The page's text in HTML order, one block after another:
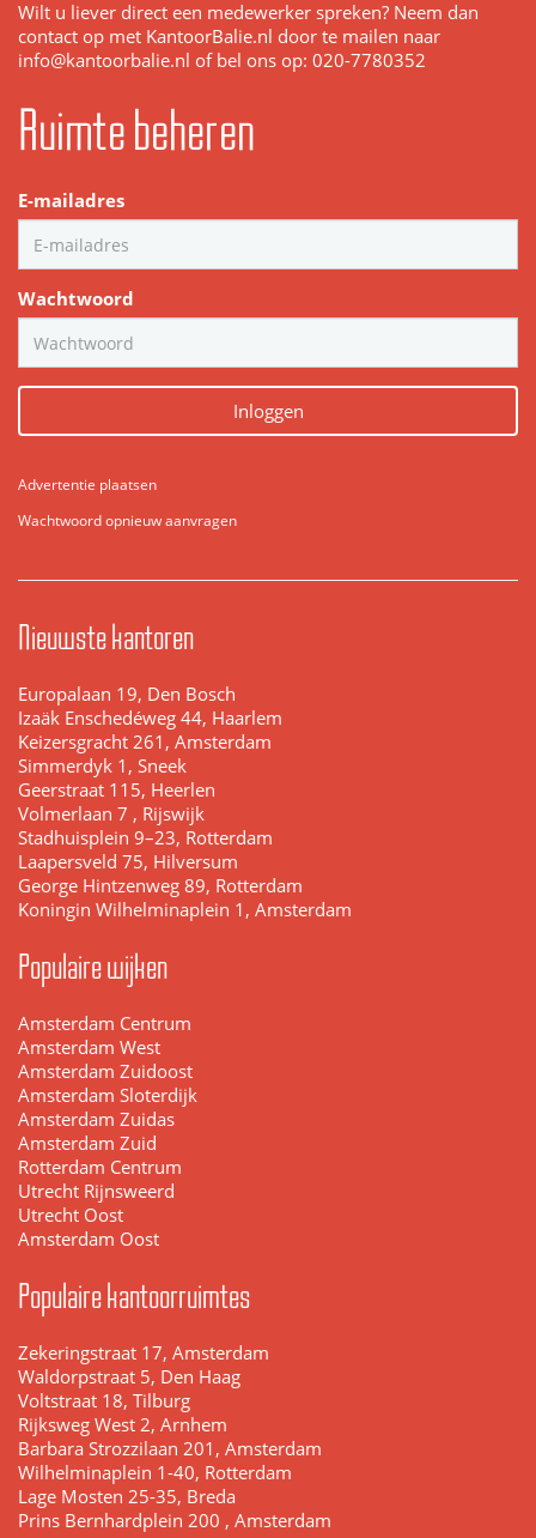
Wilt u liever direct een medewerker spreken? Neem dan
contact op met KantoorBalie.nl door te mailen naar
info@kantoorbalie.nl of bel ons op: 020-7780352
Ruimte beheren
E-mailadres
Wachtwoord
Inloggen
Advertentie plaatsen
Wachtwoord opnieuw aanvragen
Nieuwste kantoren
Europalaan 19, Den Bosch
Izaäk Enschedéweg 44, Haarlem
Keizersgracht 261, Amsterdam
Simmerdyk 1, Sneek
Geerstraat 115, Heerlen
Volmerlaan 7 , Rijswijk
Stadhuisplein 9–23, Rotterdam
Laapersveld 75, Hilversum
George Hintzenweg 89, Rotterdam
Koningin Wilhelminaplein 1, Amsterdam
Populaire wijken
Amsterdam Centrum
Amsterdam West
Amsterdam Zuidoost
Amsterdam Sloterdijk
Amsterdam Zuidas
Amsterdam Zuid
Rotterdam Centrum
Utrecht Rijnsweerd
Utrecht Oost
Amsterdam Oost
Populaire kantoorruimtes
Zekeringstraat 17, Amsterdam
Waldorpstraat 5, Den Haag
Voltstraat 18, Tilburg
Rijksweg West 2, Arnhem
Barbara Strozzilaan 201, Amsterdam
Wilhelminaplein 1-40, Rotterdam
Lage Mosten 25-35, Breda
Prins Bernhardplein 200 , Amsterdam